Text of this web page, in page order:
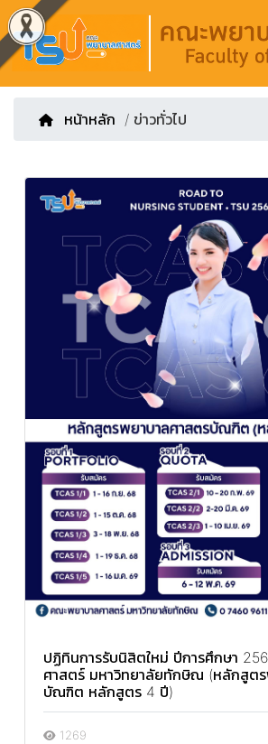
หน้าหลัก / ข่าวทั่วไป
ปฏิทินการรับนิสิตใหม่ ปีการศึกษา
ศาสตร์ มหาวิทยาลัยทักษิณ (หลักสูต
บัณฑิต หลักสูตร 4 ปี)
1269